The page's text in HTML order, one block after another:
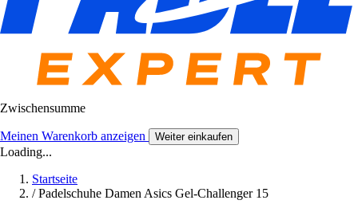
Zwischensumme
Meinen Warenkorb anzeigen Weiter einkaufen
Loading...
Startseite
/ Padelschuhe Damen Asics Gel-Challenger 15